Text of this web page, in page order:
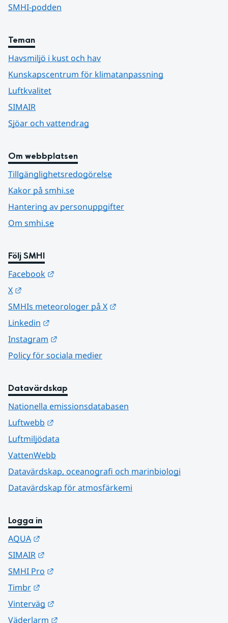
SMHI-podden
Teman
Havsmiljö i kust och hav
Kunskapscentrum för klimatanpassning
Luftkvalitet
SIMAIR
Sjöar och vattendrag
Om webbplatsen
Tillgänglighetsredogörelse
Kakor på smhi.se
Hantering av personuppgifter
Om smhi.se
Följ SMHI
Facebook
X
SMHIs meteorologer på X
Linkedin
Instagram
Policy för sociala medier
Datavärdskap
Nationella emissionsdatabasen
Luftwebb
Luftmiljödata
VattenWebb
Datavärdskap, oceanografi och marinbiologi
Datavärdskap för atmosfärkemi
Logga in
AQUA
SIMAIR
SMHI Pro
Timbr
Vinterväg
Väderlarm